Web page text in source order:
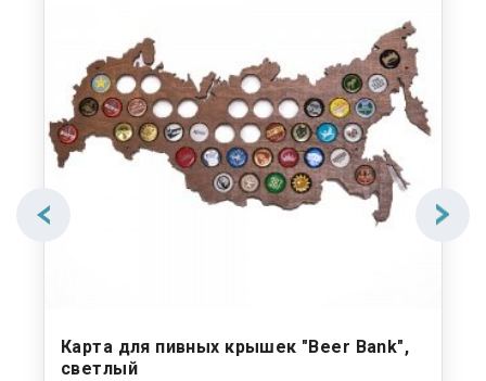
Карта для пивных крышек "Beer Bank",
светлый